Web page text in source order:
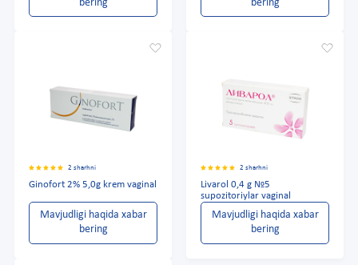
bering
bering
2 sharhni
Ginofort 2% 5,0g krem vaginal
Mavjudligi haqida xabar
bering
2 sharhni
Livarol 0,4 g №5
supozitoriylar vaginal
Mavjudligi haqida xabar
bering